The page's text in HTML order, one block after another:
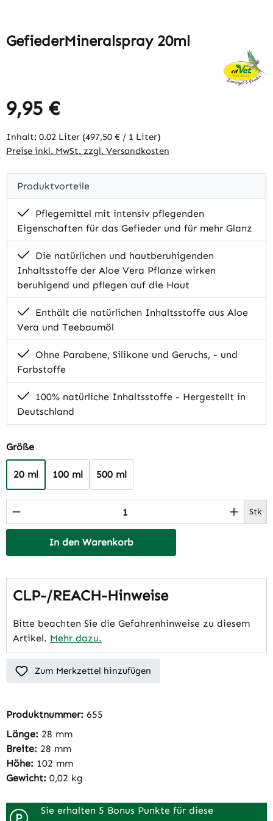
GefiederMineralspray 20ml
Regulärer Preis:
9,95 €
Inhalt: 0.02 Liter (497,50 € / 1 Liter)
Preise inkl. MwSt. zzgl. Versandkosten
Produktvorteile
Pflegemittel mit intensiv pflegenden
Eigenschaften für das Gefieder und für mehr Glanz
Die natürlichen und hautberuhigenden
Inhaltsstoffe der Aloe Vera Pflanze wirken
beruhigend und pflegen auf die Haut
Enthält die natürlichen Inhaltsstoffe aus Aloe
Vera und Teebaumöl
Ohne Parabene, Silikone und Geruchs, - und
Farbstoffe
100% natürliche Inhaltsstoffe - Hergestellt in
Deutschland
Größeauswählen
20 ml 100 ml 500 ml
Produkt Anzahl: Gib den gewünschten Stk
In den Warenkorb
CLP-/REACH-Hinweise
Bitte beachten Sie die Gefahrenhinweise zu diesem
Artikel. Mehr dazu.
Zum Merkzettel hinzufügen
Produktnummer: 655
Länge: 28 mm
Breite: 28 mm
Höhe: 102 mm
Gewicht: 0,02 kg
P
Sie erhalten 5 Bonus Punkte für diese